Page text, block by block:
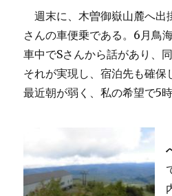
週末に、木曽御嶽山麓へ出
さんの車便乗である。6月鳥
車中でSさんから話があり、
それが実現し、宿泊先も確保
最近朝が弱く、私の希望で5